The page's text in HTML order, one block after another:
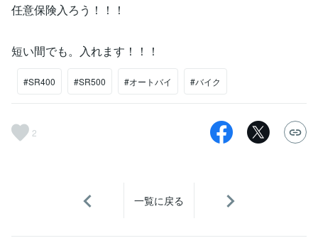
任意保険入ろう！！！
短い間でも。入れます！！！
#SR400 #SR500 #オートバイ #バイク
2
一覧に戻る